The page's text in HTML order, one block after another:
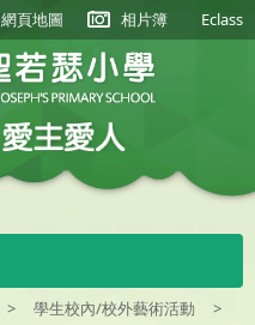
網頁地圖 相片簿 Eclass
> 學生校內/校外藝術活動
>